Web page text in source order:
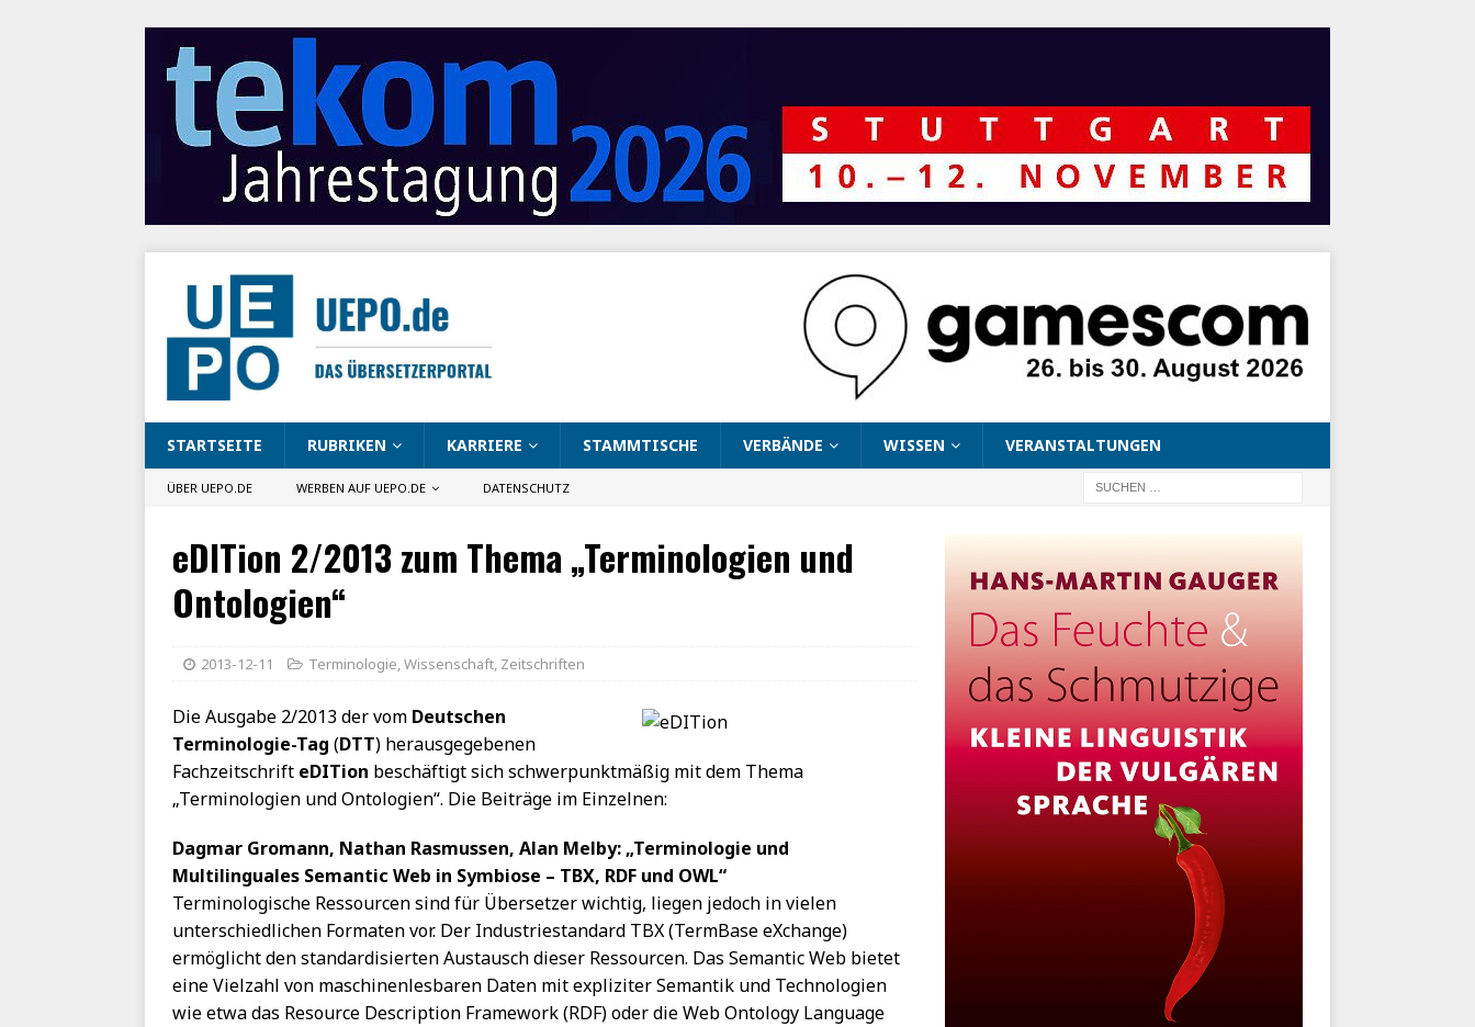
STARTSEITE RUBRIKEN KARRIERE STAMMTISCHE VERBÄNDE WISSEN VERANSTALTUNGEN
ÜBER UEPO.DE WERBEN AUF UEPO.DE DATENSCHUTZ
eDITion 2/2013 zum Thema „Terminologien und
Ontologien“
2013-12-11 Terminologie,Wissenschaft, Zeitschriften
Die Ausgabe 2/2013 der vom Deutschen
Terminologie-Tag (DTT) herausgegebenen
Fachzeitschrift eDITion beschäftigt sich schwerpunktmäßig mit dem Thema
„Terminologien und Ontologien“. Die Beiträge im Einzelnen:
Dagmar Gromann, Nathan Rasmussen, Alan Melby: „Terminologie und
Multilinguales Semantic Web in Symbiose – TBX, RDF und OWL“
Terminologische Ressourcen sind für Übersetzer wichtig, liegen jedoch in vielen
unterschiedlichen Formaten vor. Der Industriestandard TBX (TermBase eXchange)
ermöglicht den standardisierten Austausch dieser Ressourcen. Das Semantic Web bietet
eine Vielzahl von maschinenlesbaren Daten mit expliziter Semantik und Technologien
wie etwa das Resource Description Framework (RDF) oder die Web Ontology Language